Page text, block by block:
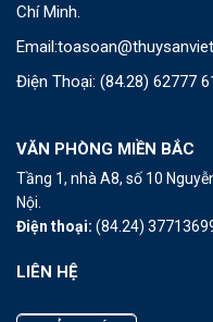
Chí Minh.
Email:
Điện Thoại: (84.28) 62777
VĂN PHÒNG MIỀN BẮC
Tầng 1, nhà A8, số 10
Nội.
Điện thoại: (84.24)
LIÊN HỆ